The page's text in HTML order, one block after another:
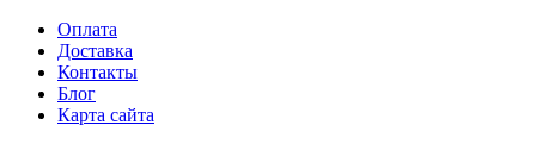
Оплата
Доставка
Контакты
Блог
Карта сайта